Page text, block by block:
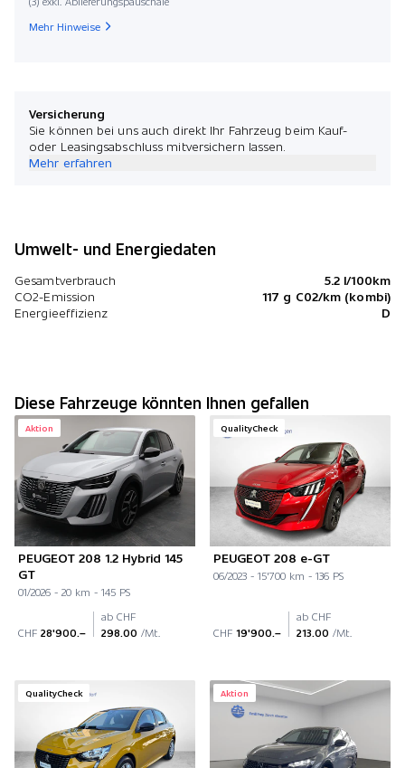
Mehr Hinweise
Versicherung
Sie können bei uns auch direkt Ihr Fahrzeug beim Kauf-
oder Leasingsabschluss mitversichern lassen.
Mehr erfahren
Umwelt- und Energiedaten
Gesamtverbrauch
5.2 l/100km
CO2-Emission
117 g C02/km (kombi)
Energieeffizienz
D
Diese Fahrzeuge könnten Ihnen gefallen
Aktion
PEUGEOT 208 1.2 Hybrid 145
GT
01/2026 - 20 km - 145 PS
CHF 28'900.–
ab CHF
298.00 /Mt.
QualityCheck
PEUGEOT 208 e-GT
06/2023 - 15'700 km - 136 PS
CHF 19'900.–
ab CHF
213.00 /Mt.
QualityCheck Aktion